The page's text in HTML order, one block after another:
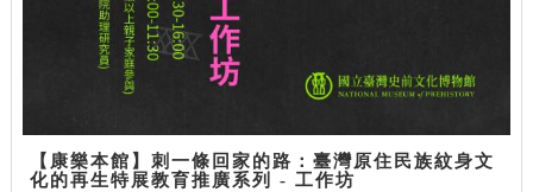
【康樂本館】刺一條回家的路：臺灣原住民族紋身文
化的再生特展教育推廣系列 - 工作坊